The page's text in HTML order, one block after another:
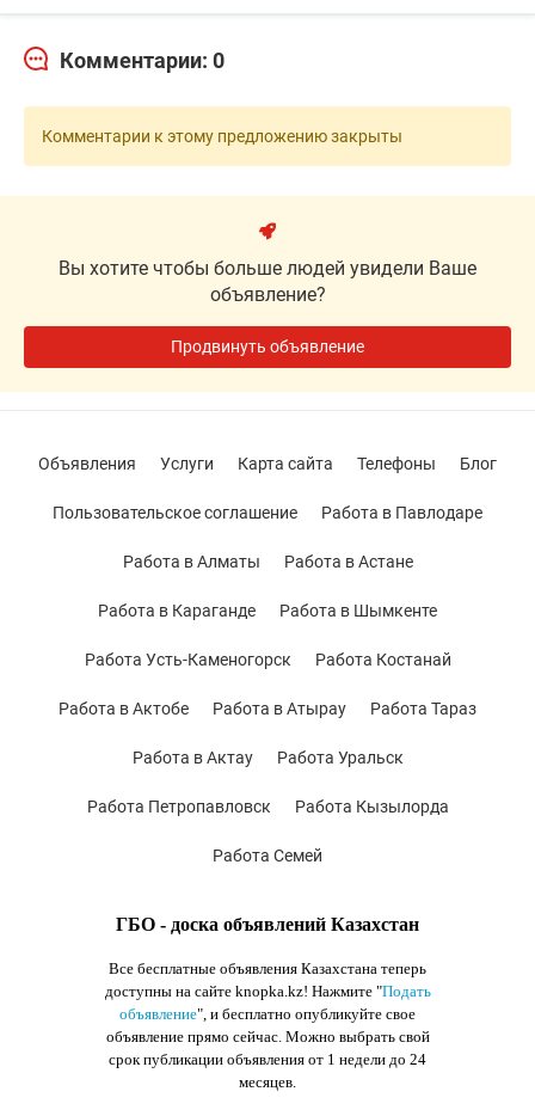
Комментарии: 0
Комментарии к этому предложению закрыты
Вы хотите чтобы больше людей увидели Ваше
объявление?
Продвинуть объявление
ГБО - доска объявлений Казахстан
Все бесплатные объявления Казахстана теперь
доступны на сайте knopka.kz! Нажмите "Подать
объявление", и бесплатно опубликуйте свое
объявление прямо сейчас. Можно выбрать свой
срок публикации объявления от 1 недели до 24
месяцев.
Объявления Услуги Карта сайта Телефоны Блог
Пользовательское соглашение Работа в Павлодаре
Работа в Алматы Работа в Астане
Работа в Караганде Работа в Шымкенте
Работа Усть-Каменогорск Работа Костанай
Работа в Актобе Работа в Атырау Работа Тараз
Работа в Актау Работа Уральск
Работа Петропавловск Работа Кызылорда
Работа Семей